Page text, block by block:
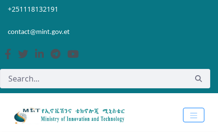
Skip to Main Content
Open Accessibility Menu
+251118132191
contact@mint.gov.et